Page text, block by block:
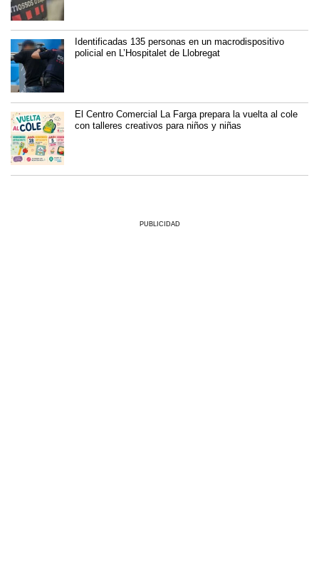
Identificadas 135 personas en un macrodispositivo
policial en L’Hospitalet de Llobregat
El Centro Comercial La Farga prepara la vuelta al cole
con talleres creativos para niños y niñas
PUBLICIDAD